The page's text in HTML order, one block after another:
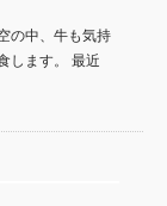
の中、牛も気持
します。 最近